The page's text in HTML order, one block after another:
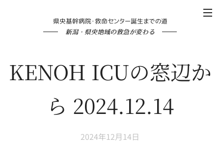
県央基幹病院・救命センター誕生までの道
新潟・県央地域の救急が変わる
KENOH ICUの窓辺か
ら 2024.12.14
2024年12月14日